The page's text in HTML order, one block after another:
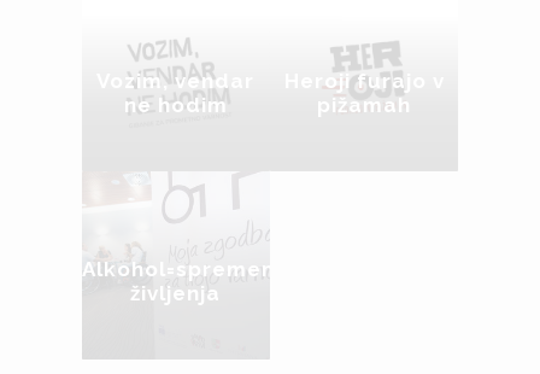
Vozim, vendar
ne hodim
Heroji furajo v
pižamah
Alkohol=sprememba
življenja